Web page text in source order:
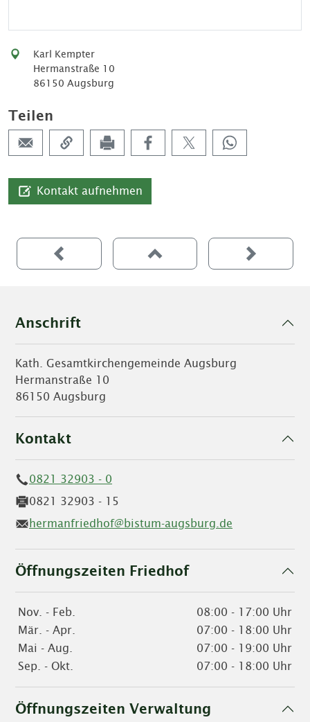
Karl Kempter
Hermanstraße 10
86150 Augsburg
Teilen
Kontakt aufnehmen
Anschrift
Kath. Gesamtkirchengemeinde Augsburg
Hermanstraße 10
86150 Augsburg
Kontakt
0821 32903 - 0
0821 32903 - 15
hermanfriedhof@bistum-augsburg.de
Öffnungszeiten Friedhof
Nov. - Feb.
08:00 - 17:00 Uhr
Mär. - Apr.
07:00 - 18:00 Uhr
Mai - Aug.
07:00 - 19:00 Uhr
Sep. - Okt.
07:00 - 18:00 Uhr
Öffnungszeiten Verwaltung